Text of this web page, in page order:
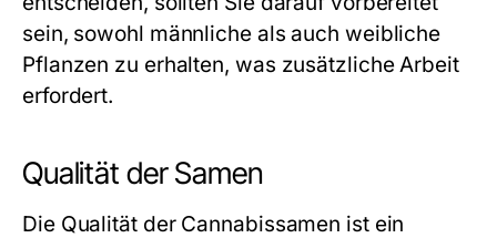
sein, sowohl männliche als auch weibliche
Pflanzen zu erhalten, was zusätzliche Arbeit
erfordert.
Qualität der Samen
Die Qualität der Cannabissamen ist ein